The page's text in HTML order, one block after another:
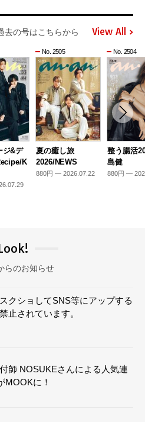
去の号はこちらから View All
ジ&デ
K
No. 2505
夏の癒し旅
2026/NEWS
880円 — 2026.07.22
No. 2504
整う腸活
島健
880円 —
らのお知らせ
クショしてSNS等にアップする
止されています。
師 NOSUKEさんによる人気連
MOOKに！